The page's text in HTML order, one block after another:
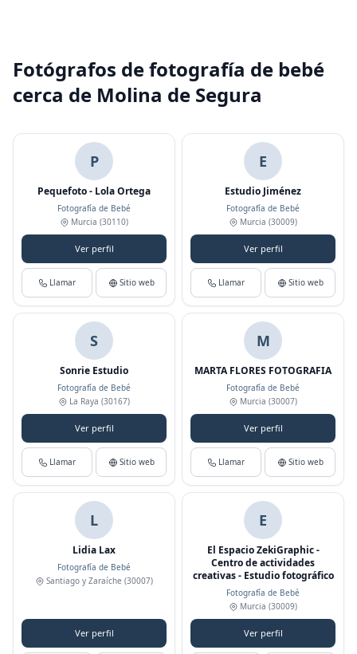
Fotógrafos de fotografía de bebé
cerca de Molina de Segura
P
Pequefoto - Lola Ortega
Fotografía de Bebé
Murcia (30110)
Ver perfil
Llamar Sitio web
E
Estudio Jiménez
Fotografía de Bebé
Murcia (30009)
Ver perfil
Llamar Sitio web
S
Sonrie Estudio
Fotografía de Bebé
La Raya (30167)
Ver perfil
Llamar Sitio web
M
MARTA FLORES FOTOGRAFIA
Fotografía de Bebé
Murcia (30007)
Ver perfil
Llamar Sitio web
L
Lidia Lax
Fotografía de Bebé
Santiago y Zaraíche (30007)
Ver perfil
E
El Espacio ZekiGraphic -
Centro de actividades
creativas - Estudio fotográfico
Fotografía de Bebé
Murcia (30009)
Ver perfil